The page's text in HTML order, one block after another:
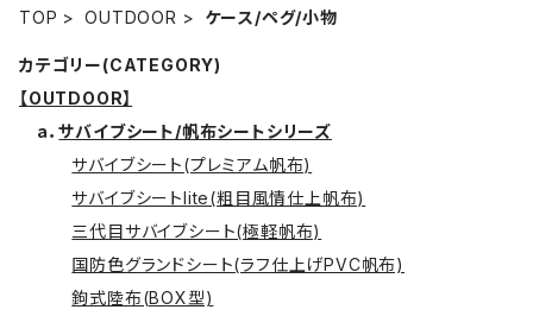
TOP
OUTDOOR ケース/ペグ/小物
カテゴリー(CATEGORY)
【OUTDOOR】
ａ．サバイブシート/帆布シートシリーズ
サバイブシート(プレミアム帆布)
サバイブシートlite(粗目風情仕上帆布)
三代目サバイブシート(極軽帆布)
国防色グランドシート(ラフ仕上げPVC帆布)
鉤式陸布(BOX型)